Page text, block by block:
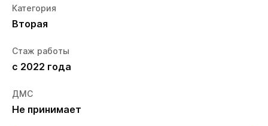
Категория
Вторая
Стаж работы
с 2022 года
ДМС
Не принимает